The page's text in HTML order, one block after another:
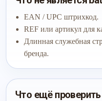
EAN / UPC штрихкод.
REF или артикул для
Длинная служебная
бренда.
Что ещё проверить